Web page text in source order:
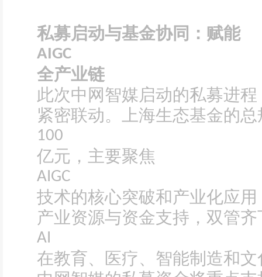
私募启动与基金协同：赋能
AIGC
全产业链
此次中网智媒启动的私募进
紧密联动。上海生态基金的
100
亿元，主要聚焦
AIGC
技术的核心突破和产业化应
产业资源与资金支持，双管
AI
在教育、医疗、智能制造和